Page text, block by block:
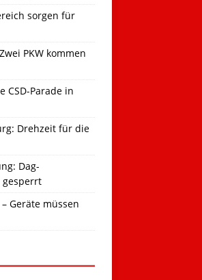
sorgen für
PKW kommen
CSD-Parade in
Drehzeit für die
Dag-
gesperrt
Geräte müssen